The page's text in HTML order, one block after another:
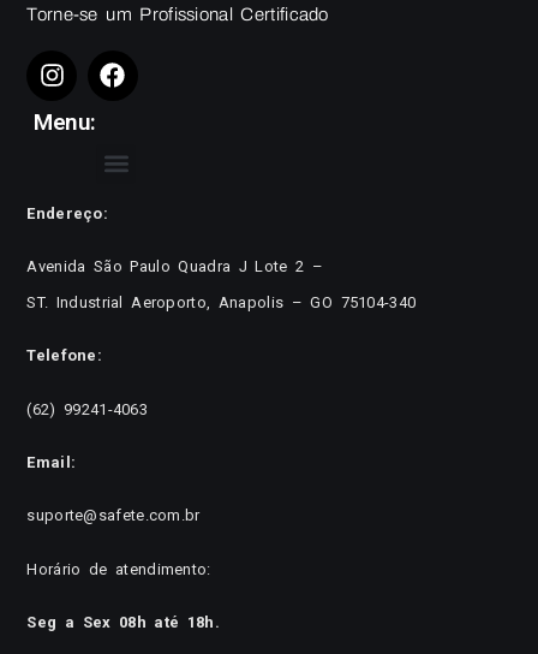
Torne-se um Profissional Certificado
Menu:
Endereço:
Avenida São Paulo Quadra J Lote 2 –
ST. Industrial Aeroporto, Anapolis – GO 75104-340
Telefone:
(62) 99241-4063
Email:
suporte@safete.com.br
Horário de atendimento:
Seg a Sex 08h até 18h.